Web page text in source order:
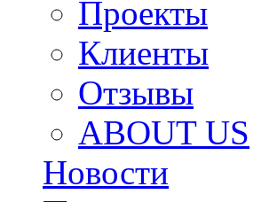
Проекты
Клиенты
Отзывы
ABOUT US
Новости